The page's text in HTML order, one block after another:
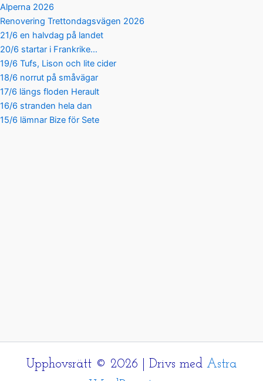
Alperna 2026
Renovering Trettondagsvägen 2026
21/6 en halvdag på landet
20/6 startar i Frankrike…
19/6 Tufs, Lison och lite cider
18/6 norrut på småvägar
17/6 längs floden Herault
16/6 stranden hela dan
15/6 lämnar Bize för Sete
Upphovsrätt © 2026 | Drivs med Astra